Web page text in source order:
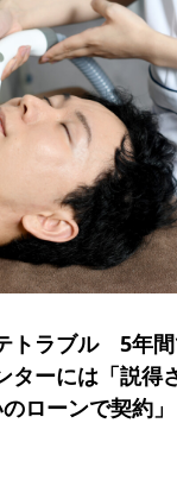
トラブル 5年
ーには「説得
ローンで契約